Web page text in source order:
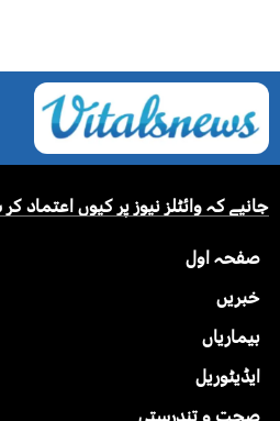
جانیے کہ وائٹلز نیوز پر کیوں اعتماد
صفحہ اول
خبریں
بیماریاں
ایڈیٹوریل